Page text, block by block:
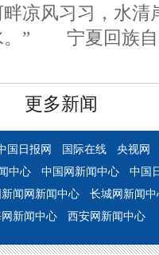
凉风习习，水清
。” 宁夏回族自
更多新闻
国日报网 国际在线
央视网
中心 中国网新闻中心
中国
闻网新闻中心
长城网新闻中
新闻中心 西安网新闻中心